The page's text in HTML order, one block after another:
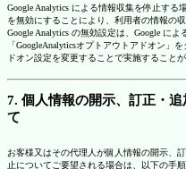
Google Analytics による情報収集を停止する
を無効にすることにより、利用者の情報の
Google Analytics の無効設定は、Google に
「GoogleAnalyticsオプトアウトアドオン」
ドオン設定を変更することで実施することが
7. 個人情報の開示、訂正・
て
お客様又はその代理人が個人情報の開示、
止についてご要望される場合は、以下の手